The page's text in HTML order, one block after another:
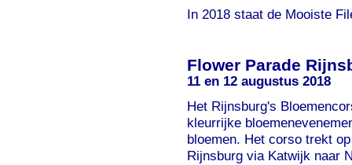
In 2018 staat de Mooiste
Flower Parade
11 en 12 augustus 2018
Het Rijnsburg's
kleurrijke
bloemen. Het corso trekt
Rijnsburg via Katwijk naar